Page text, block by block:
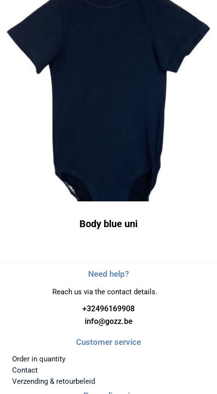
Body blue uni
Need help?
Reach us via the contact details.
+32496169908
info@gozz.be
Customer service
Order in quantity
Contact
Verzending & retourbeleid